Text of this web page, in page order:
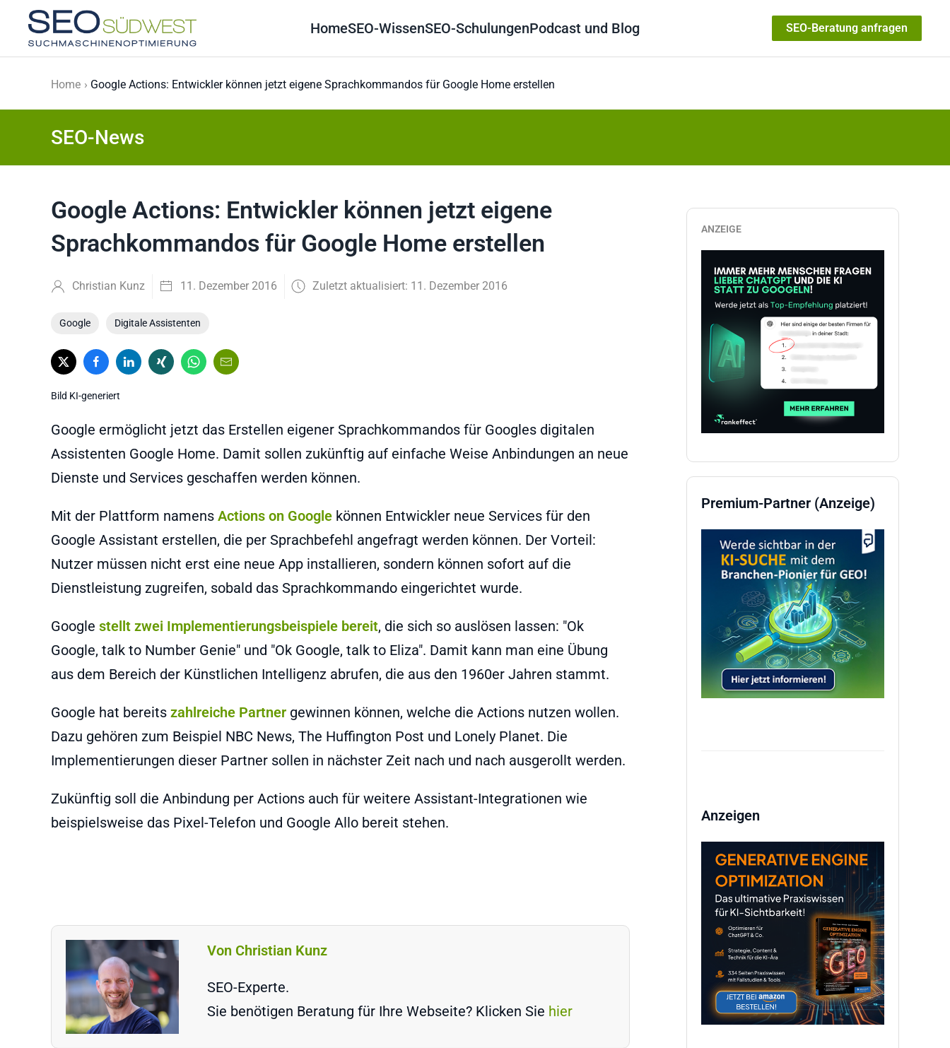
Skip to main content
HomeSEO-WissenSEO-SchulungenPodcast und Blog SEO-Beratung anfragen
Home Google Actions: Entwickler können jetzt eigene Sprachkommandos für Google Home erstellen
SEO-News
Google Actions: Entwickler können jetzt eigene
Sprachkommandos für Google Home erstellen
Christian Kunz 11. Dezember 2016 Zuletzt aktualisiert: 11. Dezember 2016
Google Digitale Assistenten
Bild KI-generiert
Google ermöglicht jetzt das Erstellen eigener Sprachkommandos für Googles digitalen
Assistenten Google Home. Damit sollen zukünftig auf einfache Weise Anbindungen an neue
Dienste und Services geschaffen werden können.
Mit der Plattform namens Actions on Google können Entwickler neue Services für den
Google Assistant erstellen, die per Sprachbefehl angefragt werden können. Der Vorteil:
Nutzer müssen nicht erst eine neue App installieren, sondern können sofort auf die
Dienstleistung zugreifen, sobald das Sprachkommando eingerichtet wurde.
Google stellt zwei Implementierungsbeispiele bereit, die sich so auslösen lassen: "Ok
Google, talk to Number Genie" und "Ok Google, talk to Eliza". Damit kann man eine Übung
aus dem Bereich der Künstlichen Intelligenz abrufen, die aus den 1960er Jahren stammt.
Google hat bereits zahlreiche Partner gewinnen können, welche die Actions nutzen wollen.
Dazu gehören zum Beispiel NBC News, The Huffington Post und Lonely Planet. Die
Implementierungen dieser Partner sollen in nächster Zeit nach und nach ausgerollt werden.
Zukünftig soll die Anbindung per Actions auch für weitere Assistant-Integrationen wie
beispielsweise das Pixel-Telefon und Google Allo bereit stehen.
Von Christian Kunz
SEO-Experte.
Sie benötigen Beratung für Ihre Webseite? Klicken Sie hier
ANZEIGE
Premium-Partner (Anzeige)
Anzeigen